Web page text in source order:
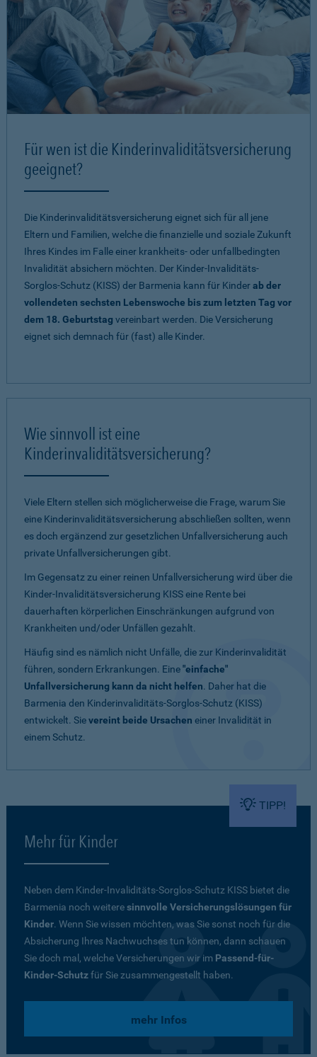
Für wen ist die Kinderinvaliditätsversicherung
geeignet?
Die Kinderinvaliditätsversicherung eignet sich für all jene
Eltern und Familien, welche die finanzielle und soziale Zukunft
Ihres Kindes im Falle einer krankheits- oder unfallbedingten
Invalidität absichern möchten. Der Kinder-Invaliditäts-
Sorglos-Schutz (KISS) der Barmenia kann für Kinderab der
vollendeten sechsten Lebenswoche bis zum letzten Tag vor
dem 18. Geburtstag vereinbart werden. Die Versicherung
eignet sich demnach für (fast) alle Kinder.
Wie sinnvoll ist eine
Kinderinvaliditätsversicherung?
Viele Eltern stellen sich möglicherweise die Frage, warum Sie
eine Kinderinvaliditätsversicherung abschließen sollten, wenn
es doch ergänzend zur gesetzlichen Unfallversicherung auch
private Unfallversicherungen gibt.
Im Gegensatz zu einer reinen Unfallversicherung wird über die
Kinder-Invaliditätsversicherung KISS eine Rente bei
dauerhaften körperlichen Einschränkungen aufgrund von
Krankheiten und/oder Unfällen gezahlt.
Häufig sind es nämlich nicht Unfälle, die zur Kinderinvalidität
führen, sondern Erkrankungen. Eine"einfache"
Unfallversicherung kann da nicht helfen. Daher hat die
Barmenia den Kinderinvaliditäts-Sorglos-Schutz (KISS)
entwickelt. Sievereint beide Ursachen einer Invalidität in
einem Schutz.
TIPP!
Mehr für Kinder
Neben dem Kinder-Invaliditäts-Sorglos-Schutz KISS bietet die
Barmenia noch weiteresinnvolle Versicherungslösungen für
Kinder. Wenn Sie wissen möchten, was Sie sonst noch für die
Absicherung Ihres Nachwuchses tun können, dann schauen
Sie doch mal, welche Versicherungen wir im Passend-für-
Kinder-Schutzfür Sie zusammengestellt haben.
mehr Infos